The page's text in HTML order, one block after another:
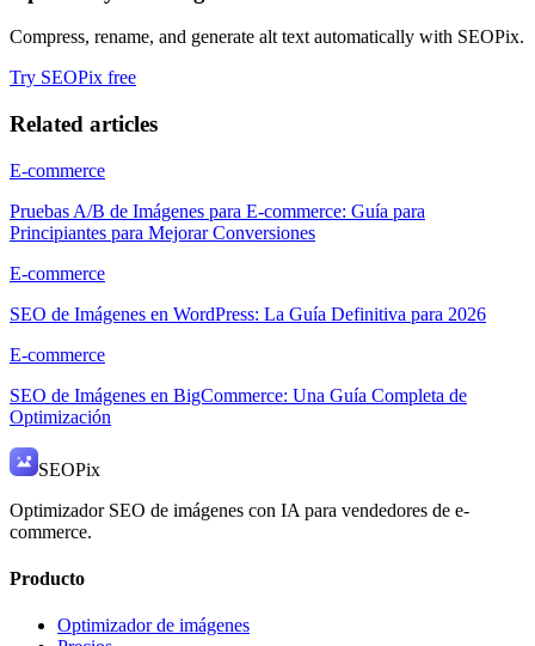
Compress, rename, and generate alt text automatically with SEOPix.
Try SEOPix free
Related articles
E-commerce
Pruebas A/B de Imágenes para E-commerce: Guía para
Principiantes para Mejorar Conversiones
E-commerce
SEO de Imágenes en WordPress: La Guía Definitiva para 2026
E-commerce
SEO de Imágenes en BigCommerce: Una Guía Completa de
Optimización
SEOPix
Optimizador SEO de imágenes con IA para vendedores de e-
commerce.
Producto
Optimizador de imágenes